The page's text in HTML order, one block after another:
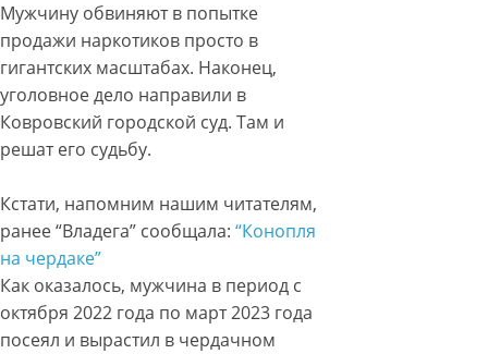
Мужчину обвиняют в попытке
продажи наркотиков просто в
гигантских масштабах. Наконец,
уголовное дело направили в
Ковровский городской суд. Там и
решат его судьбу.
Кстати, напомним нашим читателям,
ранее “Владега” сообщала: “Конопля
на чердаке”
Как оказалось, мужчина в период с
октября 2022 года по март 2023 года
посеял и вырастил в чердачном